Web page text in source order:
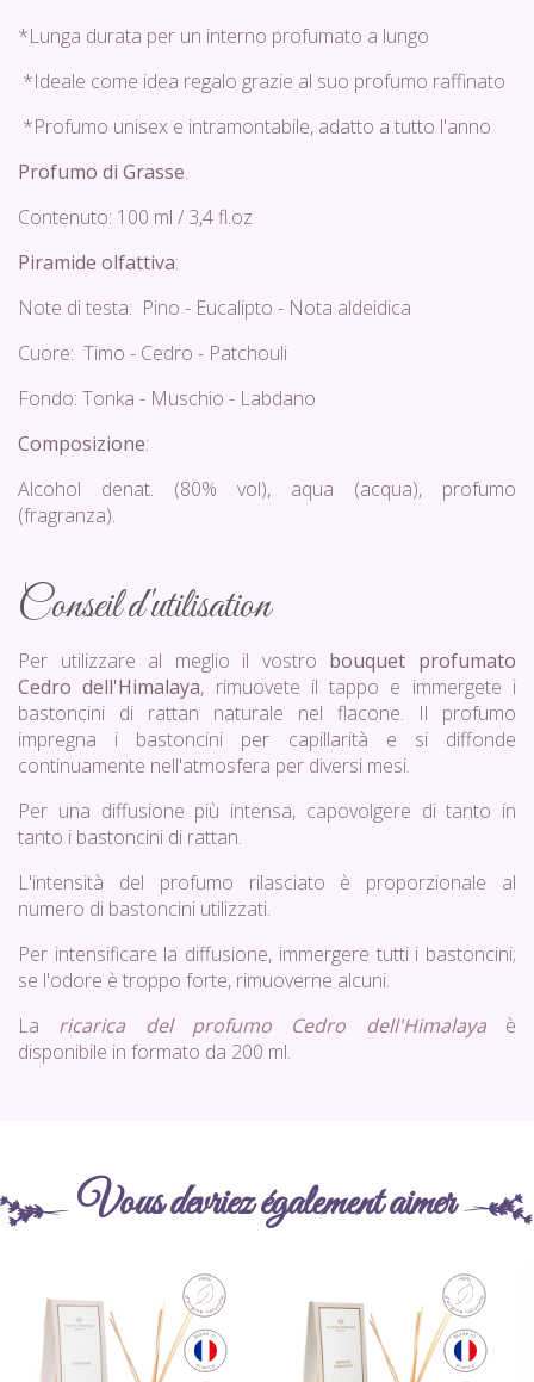
*Lunga durata per un interno profumato a lungo
*Ideale come idea regalo grazie al suo profumo raffinato
*Profumo unisex e intramontabile, adatto a tutto l'anno
Profumo di Grasse.
Contenuto: 100 ml / 3,4 fl.oz
Piramide olfattiva:
Note di testa: Pino - Eucalipto - Nota aldeidica
Cuore: Timo - Cedro - Patchouli
Fondo: Tonka - Muschio - Labdano
Composizione:
Alcohol denat. (80% vol), aqua (acqua), profumo
(fragranza).
Conseil d'utilisation
Per utilizzare al meglio il vostro bouquet profumato
Cedro dell'Himalaya, rimuovete il tappo e immergete i
bastoncini di rattan naturale nel flacone. Il profumo
impregna i bastoncini per capillarità e si diffonde
continuamente nell'atmosfera per diversi mesi.
Per una diffusione più intensa, capovolgere di tanto in
tanto i bastoncini di rattan.
L'intensità del profumo rilasciato è proporzionale al
numero di bastoncini utilizzati.
Per intensificare la diffusione, immergere tutti i bastoncini;
se l'odore è troppo forte, rimuoverne alcuni.
La ricarica del profumo Cedro dell'Himalayaè
disponibile in formato da 200 ml.
Vous devriez également aimer